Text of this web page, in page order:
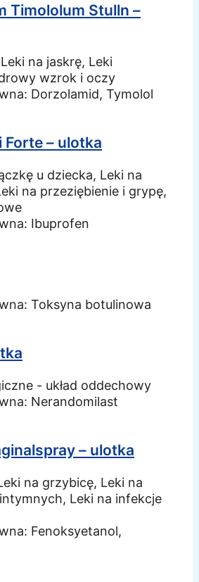
Timololum Stulln –
na jaskrę, Leki
wzrok i oczy
Dorzolamid, Tymolol
Forte – ulotka
u dziecka, Leki na
na przeziębienie i grypę,
Ibuprofen
Toksyna botulinowa
- układ oddechowy
Nerandomilast
– ulotka
na grzybicę, Leki na
Leki na infekcje
Fenoksyetanol,